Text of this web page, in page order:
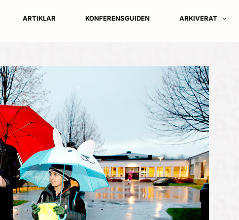
ARTIKLAR KONFERENSGUIDEN ARKIVERAT